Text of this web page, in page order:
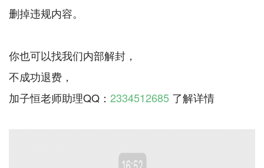
删掉违规内容。
你也可以找我们内部解封，
不成功退费，
加子恒老师助理QQ： 2334512685 了解详情